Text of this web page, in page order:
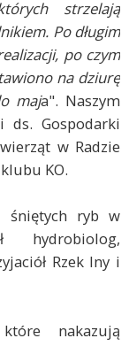
strzelają
Po długim
po czym
na dziurę
maja". Naszym
ds. Gospodarki
w Radzie
KO.
śniętych ryb w
hydrobiolog,
Rzek Iny i
nakazują